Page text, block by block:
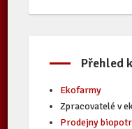
Přehled
Ekofarmy
Zpracovatelé v
Prodejny